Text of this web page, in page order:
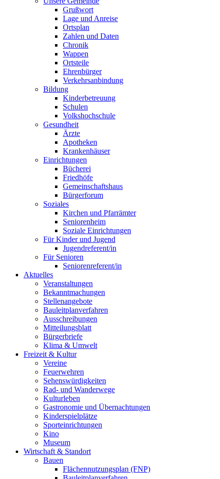
Grußwort
Lage und Anreise
Ortsplan
Zahlen und Daten
Chronik
Wappen
Ortsteile
Ehrenbürger
Verkehrsanbindung
Bildung
Kinderbetreuung
Schulen
Volkshochschule
Gesundheit
Ärzte
Apotheken
Krankenhäuser
Einrichtungen
Bücherei
Friedhöfe
Gemeinschaftshaus
Bürgerforum
Soziales
Kirchen und Pfarrämter
Seniorenheim
Soziale Einrichtungen
Für Kinder und Jugend
Jugendreferent/in
Für Senioren
Seniorenreferent/in
Aktuelles
Veranstaltungen
Bekanntmachungen
Stellenangebote
Bauleitplanverfahren
Ausschreibungen
Mitteilungsblatt
Bürgerbriefe
Klima & Umwelt
Freizeit & Kultur
Vereine
Feuerwehren
Sehenswürdigkeiten
Rad- und Wanderwege
Kulturleben
Gastronomie und Übernachtungen
Kinderspielplätze
Sporteinrichtungen
Kino
Museum
Wirtschaft & Standort
Bauen
Flächennutzungsplan (FNP)